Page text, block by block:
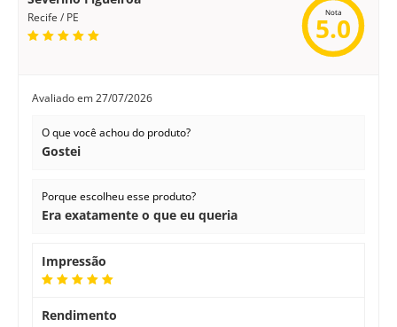
Recife / PE Nota
5.0
Avaliado em27/07/2026
O que você achou do produto?
Gostei
Porque escolheu esse produto?
Era exatamente o que eu queria
Impressão
Rendimento